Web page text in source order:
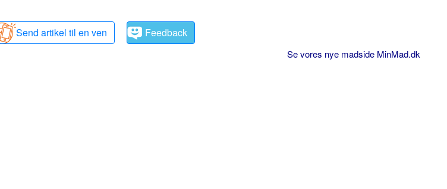
Send artikel til en ven Feedback
Se vores nye madside MinMad.dk